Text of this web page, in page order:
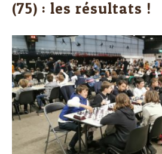
(75) : les résultats !